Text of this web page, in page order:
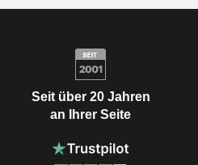
Seit über 20 Jahren
an Ihrer Seite